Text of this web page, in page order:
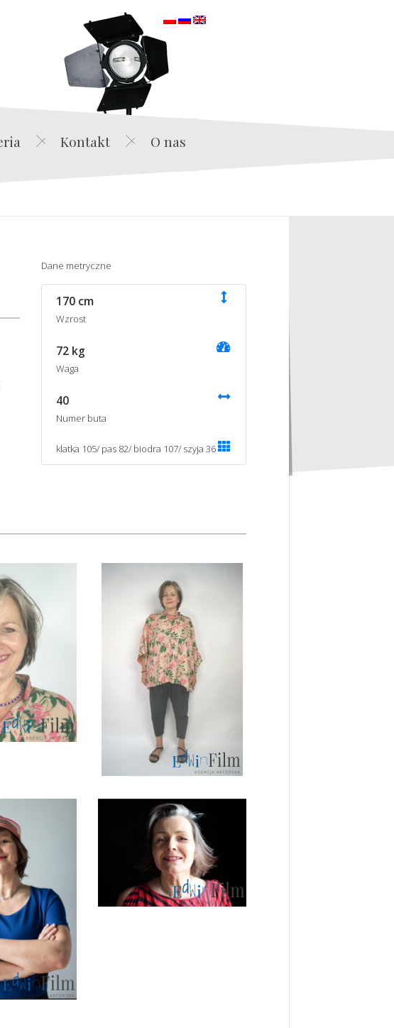
Film Agencja Aktorska
Kontakt O nas
Dane metryczne
170 cm
Wzrost
72 kg
Waga
40
Numer buta
klatka 105/ pas 82/ biodra 107/ szyja 36